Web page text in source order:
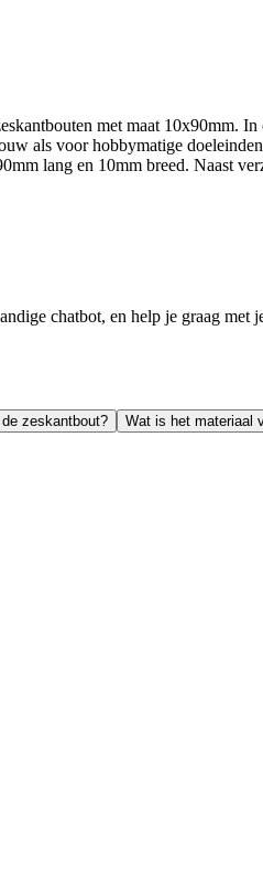
met maat 10x90mm.
als voor hobbymatige
lang en 10mm breed. Naast
chatbot, en help je graag met
zeskantbout? Wat is het materiaal